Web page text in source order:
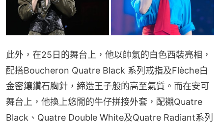
此外，在25日的舞台上，他以帥氣的白色西裝亮相，
配搭Boucheron Quatre Black 系列戒指及Flèche白
金密鑲鑽石胸針，締造王子般的高至氣質。而在安可
舞台上，他換上悠閒的牛仔拼接外套，配襯Quatre
Black、Quatre Double White及Quatre Radiant系列